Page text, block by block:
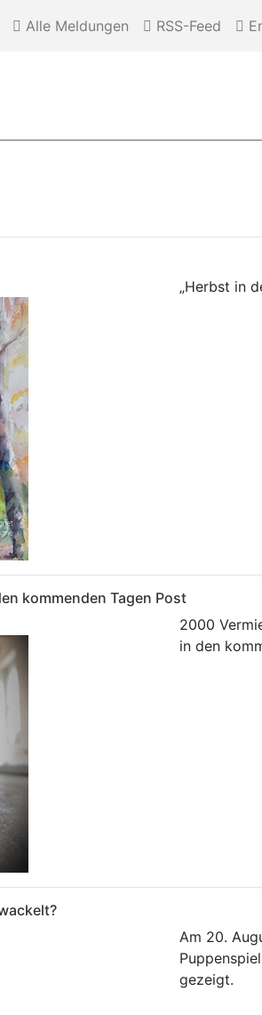
Alle Meldungen RSS-Feed
„Herbst in
kommenden Tagen Post
2000
in den
Am 20.
gezeigt.